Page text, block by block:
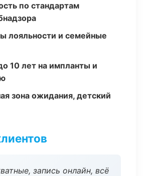
по стандартам
лояльности и семейные
10 лет на импланты и
зона ожидания, детский
запись онлайн, всё